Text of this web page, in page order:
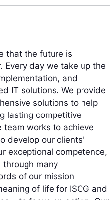
that the future is
Every day we take up the
and
IT solutions. We provide
solutions to help
lasting competitive
team works to achieve
develop our clients'
exceptional competence,
through many
of our mission
of life for ISCG and